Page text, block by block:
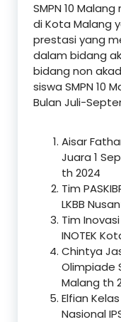
SMPN 10
di Kota Malang
prestasi yang
dalam bidang
bidang non
siswa SMPN 10
Bulan Juli-
Aisar
Juara 1
th 2024
Tim
LKBB
Tim
INOTEK
Chintya
Olimpiade
Malang th
Elfian
Nasional